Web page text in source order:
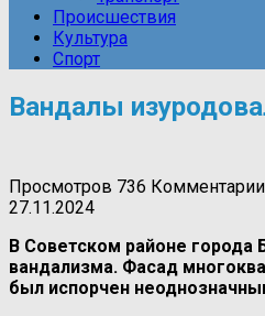
Происшествия
Культура
Спорт
Вандалы
Просмотров 736 Комментарии
27.11.2024
В Советском районе города
вандализма. Фасад
был испорчен